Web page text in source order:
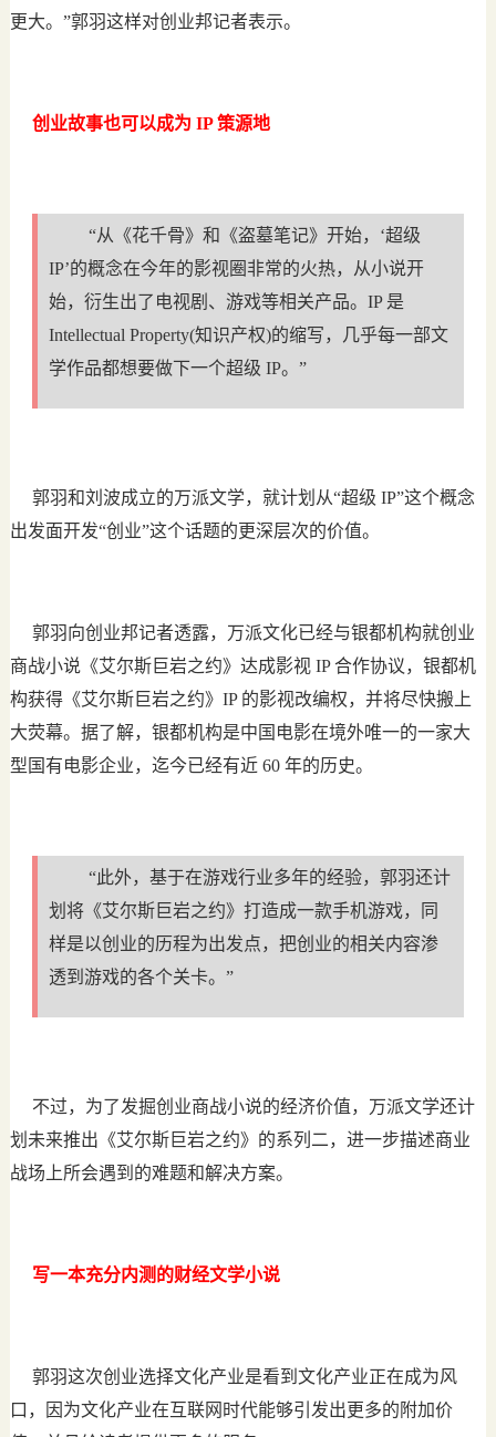
更大。”郭羽这样对创业邦记者表示。
创业故事也可以成为 IP 策源地
“从《花千骨》和《盗墓笔记》开始，‘超级
IP’的概念在今年的影视圈非常的火热，从小说开
始，衍生出了电视剧、游戏等相关产品。IP 是
Intellectual Property(知识产权)的缩写，几乎每一部文
学作品都想要做下一个超级 IP。”
郭羽和刘波成立的万派文学，就计划从“超级 IP”这个概念
出发面开发“创业”这个话题的更深层次的价值。
郭羽向创业邦记者透露，万派文化已经与银都机构就创业
商战小说《艾尔斯巨岩之约》达成影视 IP 合作协议，银都机
构获得《艾尔斯巨岩之约》IP 的影视改编权，并将尽快搬上
大荧幕。据了解，银都机构是中国电影在境外唯一的一家大
型国有电影企业，迄今已经有近 60 年的历史。
“此外，基于在游戏行业多年的经验，郭羽还计
划将《艾尔斯巨岩之约》打造成一款手机游戏，同
样是以创业的历程为出发点，把创业的相关内容渗
透到游戏的各个关卡。”
不过，为了发掘创业商战小说的经济价值，万派文学还计
划未来推出《艾尔斯巨岩之约》的系列二，进一步描述商业
战场上所会遇到的难题和解决方案。
写一本充分内测的财经文学小说
郭羽这次创业选择文化产业是看到文化产业正在成为风
口，因为文化产业在互联网时代能够引发出更多的附加价